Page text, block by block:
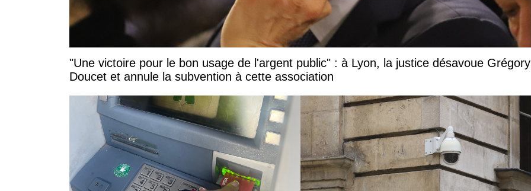
"Une victoire pour le bon usage de l'argent public" : à Lyon, la justice désavoue Grégory
Doucet et annule la subvention à cette association